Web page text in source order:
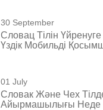
30 September
Словац Тілін
Үздік Мобильді
01 July
Словак Және Чех
Айырмашылығы Неде